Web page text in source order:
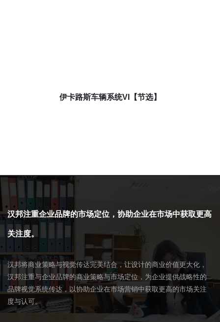
伊卡路斯车辆系统VI【节选】
汉邦注重企业品牌的市场定位，协助企业在市场中获取更高
关注度。
汉邦将商业策略与视觉传达完美结合，让设计的商业价值更大化，
汉邦注重与企业品牌的商业策略与市场定位，为企业提供战略性的
品牌视觉系统传达，以协助企业在市场营销中获取更高的市场关注
度与认可。